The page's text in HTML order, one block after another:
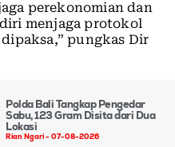
perekonomian dan
menjaga protokol
pungkas Dir
Polda Bali Tangkap Pengedar
Sabu, 123 Gram Disita dari Dua
Lokasi
Rian Ngari 07-08-2026